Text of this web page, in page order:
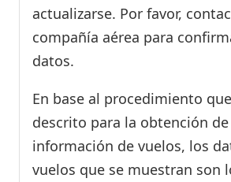
actualizarse. Por favor,
compañía aérea para
datos.
En base al procedimiento
descrito para la obtención
información de vuelos, los
vuelos que se muestran son